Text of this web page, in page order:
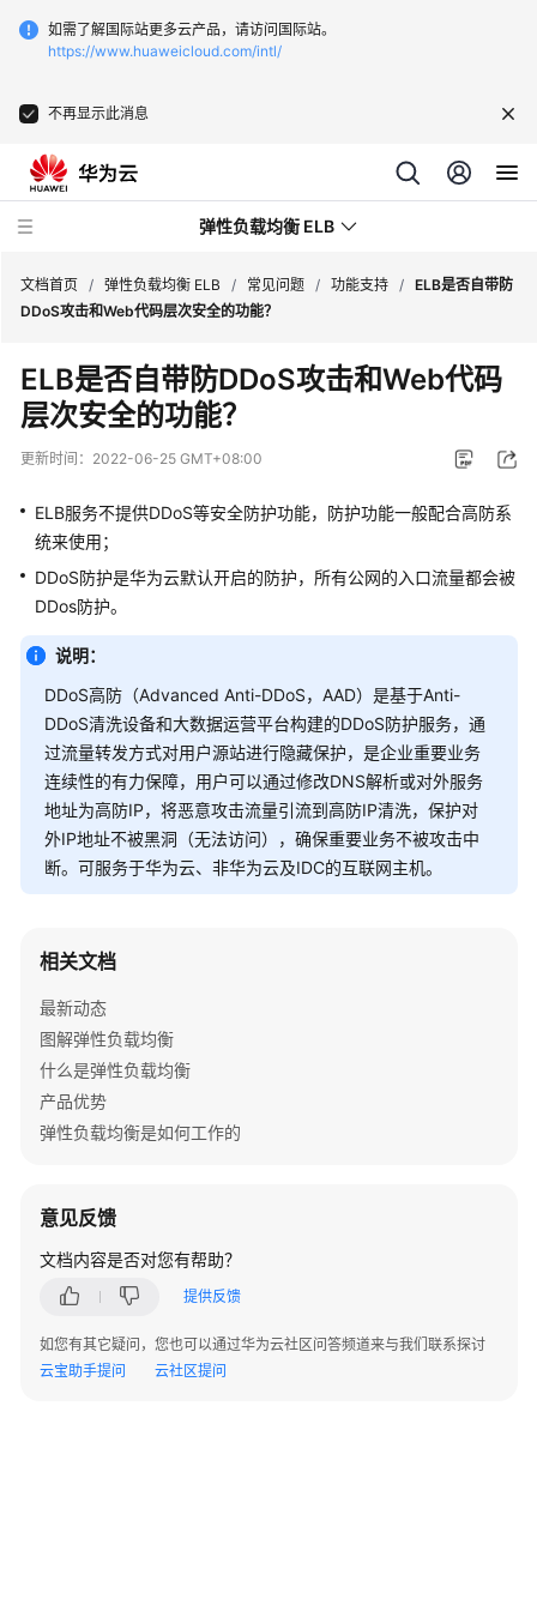
如需了解国际站更多云产品，请访问国际站。
https://www.huaweicloud.com/intl/
不再显示此消息
弹性负载均衡 ELB
新
动
品
介
绍
费
明
快
速
入
门
用
指
南
最
佳
实
践
考
SDK
场
文档首页 / 弹性负载均衡 ELB / 常见问题 / 功能支持 / ELB是否自带防
DDoS攻击和Web代码层次安全的功能？
ELB是否自带防DDoS攻击和Web代码
层次安全的功能？
更新时间： 2022-06-25 GMT+08:00
ELB服务不提供DDoS等安全防护功能，防护功能一般配合高防系
统来使用；
DDoS防护是华为云默认开启的防护，所有公网的入口流量都会被
DDos防护。
说明：
DDoS高防（Advanced Anti-DDoS，AAD）是基于Anti-
DDoS清洗设备和大数据运营平台构建的DDoS防护服务，通
过流量转发方式对用户源站进行隐藏保护，是企业重要业务
连续性的有力保障，用户可以通过修改DNS解析或对外服务
地址为高防IP，将恶意攻击流量引流到高防IP清洗，保护对
外IP地址不被黑洞（无法访问），确保重要业务不被攻击中
断。可服务于华为云、非华为云及IDC的互联网主机。
相关文档
最新动态
图解弹性负载均衡
什么是弹性负载均衡
产品优势
弹性负载均衡是如何工作的
意见反馈
文档内容是否对您有帮助？
提供反馈
如您有其它疑问，您也可以通过华为云社区问答频道来与我们联系探讨
云宝助手提问
云社区提问